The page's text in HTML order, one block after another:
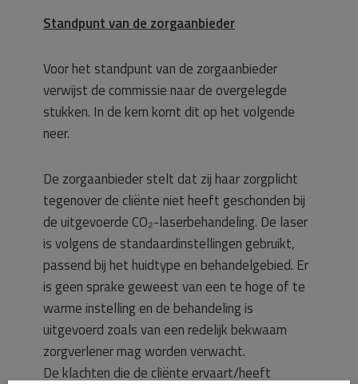
Standpunt van de zorgaanbieder
Voor het standpunt van de zorgaanbieder
verwijst de commissie naar de overgelegde
stukken. In de kern komt dit op het volgende
neer.
De zorgaanbieder stelt dat zij haar zorgplicht
tegenover de cliënte niet heeft geschonden bij
de uitgevoerde CO₂-laserbehandeling. De laser
is volgens de standaardinstellingen gebruikt,
passend bij het huidtype en behandelgebied. Er
is geen sprake geweest van een te hoge of te
warme instelling en de behandeling is
uitgevoerd zoals van een redelijk bekwaam
zorgverlener mag worden verwacht.
De klachten die de cliënte ervaart/heeft